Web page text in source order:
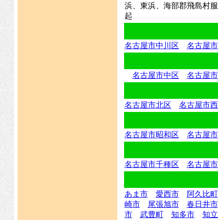
浜、東浜、海部郡飛島村
起
名古屋市中川区 名古屋
名古屋市中区 名古屋
名古屋市北区 名古屋市
名古屋市昭和区 名古屋
名古屋市千種区 名古屋
あま市 愛西市
阿久比町
崎市
尾張旭市
春日井市
市
武豊町 知多市
知